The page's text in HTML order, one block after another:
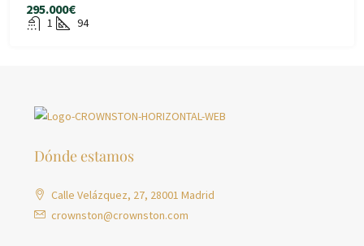
295.000€
1 94
Dónde estamos
Calle Velázquez, 27, 28001 Madrid
crownston@crownston.com